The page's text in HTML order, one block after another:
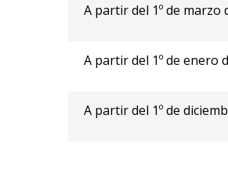
A partir del 1º de marzo
A partir del 1º de enero
A partir del 1º de